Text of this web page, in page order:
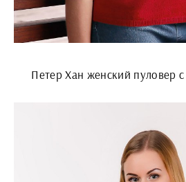
Петер Хан женский пуловер